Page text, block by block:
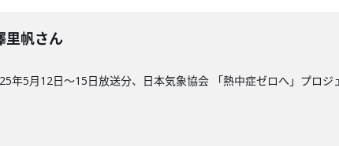
里帆さん
年5月12日〜15日放送分、日本気象協会 「熱中症ゼロへ」プロジ